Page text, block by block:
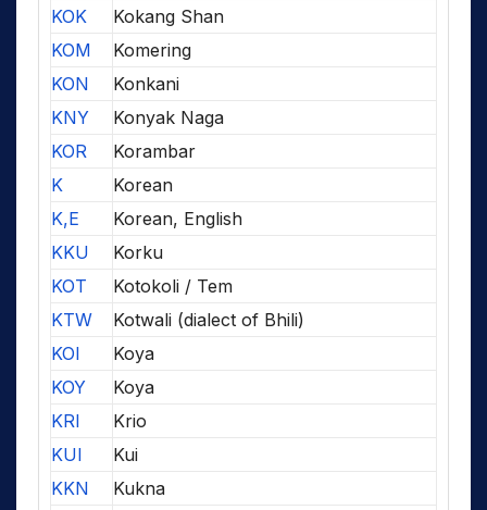
KOK
Kokang Shan
KOM
Komering
KON
Konkani
KNY
Konyak Naga
KOR
Korambar
K
Korean
K,E
Korean, English
KKU
Korku
KOT
Kotokoli / Tem
KTW
Kotwali (dialect of Bhili)
KOI
Koya
KOY
Koya
KRI
Krio
KUI
Kui
KKN
Kukna